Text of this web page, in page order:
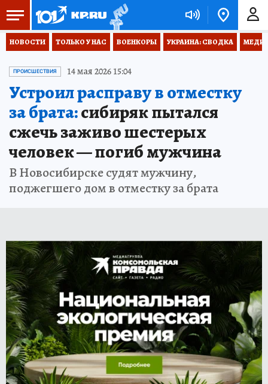
НОВОСТИ ТОЛЬКО У НАС ВОЕНКОРЫ УКРАИНА: СВОДКА
ПРОИСШЕСТВИЯ 14 мая 2026 15:04
Устроил расправу в отместку
за брата:сибиряк пытался
сжечь заживо шестерых
человек — погиб мужчина
В Новосибирске судят мужчину,
поджегшего дом в отместку за брата